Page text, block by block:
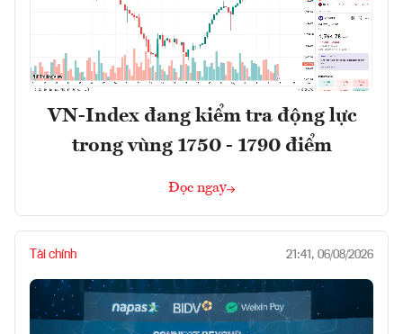
VN-Index đang kiểm tra động lực
trong vùng 1750 - 1790 điểm
Đọc ngay
Tài chính 21:41, 06/08/2026